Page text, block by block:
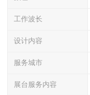
工作波长
设计内容
服务城市
展台服务内容